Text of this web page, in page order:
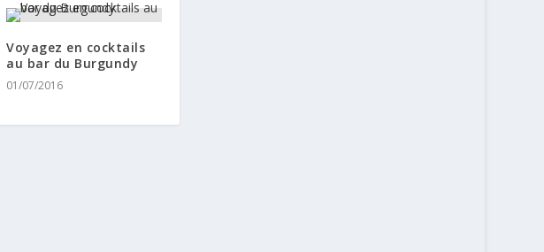
Voyagez en cocktails
au bar du Burgundy
01/07/2016